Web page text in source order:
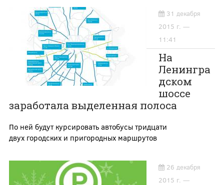
31 декабря
2015 г. —
11:41
На
Ленингра
дском
шоссе
заработала выделенная полоса
По ней будут курсировать автобусы тридцати
двух городских и пригородных маршрутов
26 декабря
2015 г. —